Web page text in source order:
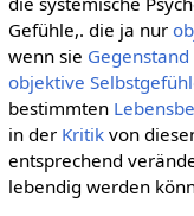
Gefühle,. die ja nur
wenn sie Gegenstand
objektive
bestimmten
in der Kritikvon
entsprechend
lebendig werden